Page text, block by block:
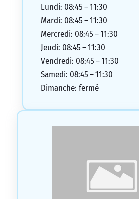
Lundi: 08:45 – 11:30
Mardi: 08:45 – 11:30
Mercredi: 08:45 – 11:30
Jeudi: 08:45 – 11:30
Vendredi: 08:45 – 11:30
Samedi: 08:45 – 11:30
Dimanche: fermé